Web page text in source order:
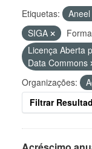
Etiquetas: Aneel
SIGA
Licença Aberta
Data Commons
Organizações:
Filtrar